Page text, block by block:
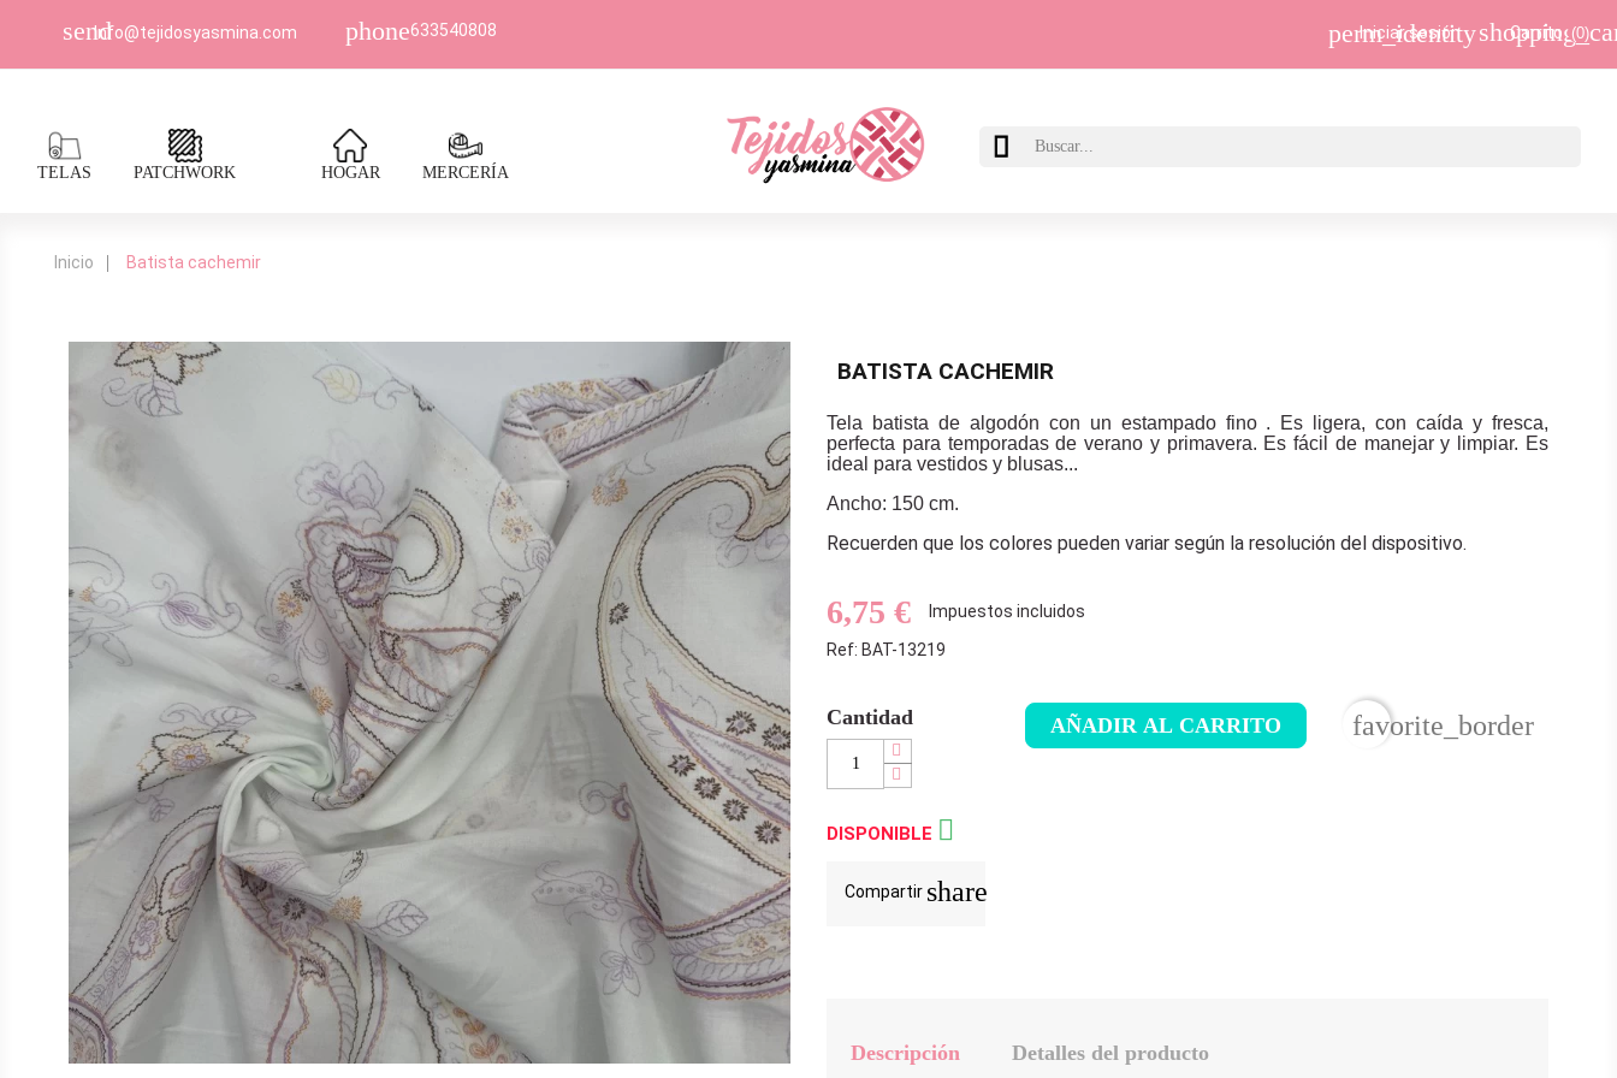
sendInfo@tejidosyasmina.com phone633540808 perm_identity
Iniciar sesión Carrito (0)
TELAS PATCHWORK HOGAR MERCERÍA

Inicio Batista cachemir
BATISTA CACHEMIR
Tela batista de algodón con un estampado fino . Es ligera, con caída y fresca,
perfecta para temporadas de verano y primavera. Es fácil de manejar y limpiar. Es
ideal para vestidos y blusas...
Ancho: 150 cm.
Recuerden que los colores pueden variar según la resolución del dispositivo.
6,75 €
Impuestos incluidos
Ref: BAT-13219
Cantidad AÑADIR AL CARRITO favorite_border
DISPONIBLE 
Compartir share
Descripción Detalles del producto